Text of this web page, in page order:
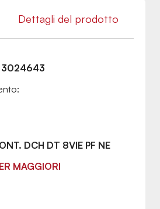
Dettagli del prodotto
3024643
DCH DT 8VIE PF NE
MAGGIORI